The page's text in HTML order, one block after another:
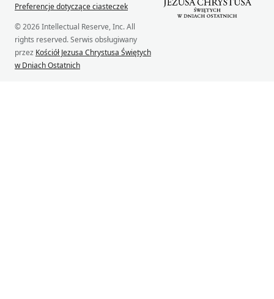
Preferencje dotyczące ciasteczek
© 2026 Intellectual Reserve, Inc. All
rights reserved. Serwis obsługiwany
przez Kościół Jezusa Chrystusa Świętych
w Dniach Ostatnich